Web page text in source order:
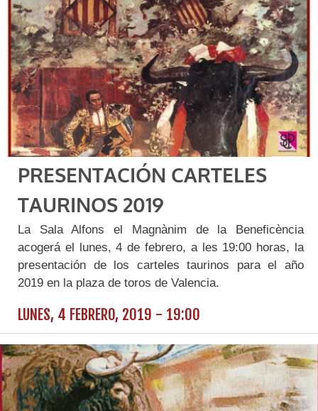
PRESENTACIÓN CARTELES
TAURINOS 2019
La Sala Alfons el Magnànim de la Beneficència
acogerá el lunes, 4 de febrero, a les 19:00 horas, la
presentación de los carteles taurinos para el año
2019 en la plaza de toros de Valencia.
LUNES, 4 FEBRERO, 2019 - 19:00